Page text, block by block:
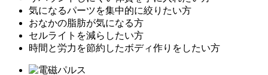
気になるパーツを集中的に絞りたい方
おなかの脂肪が気になる方
セルライトを減らしたい方
時間と労力を節約したボディ作りをしたい方